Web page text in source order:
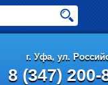
г. Уфа, ул.
8 (347) 200-